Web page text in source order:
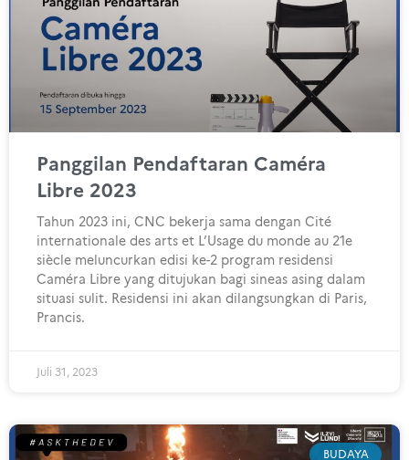
Panggilan Pendaftaran Caméra
Libre 2023
Tahun 2023 ini, CNC bekerja sama dengan Cité
internationale des arts et L’Usage du monde au 21e
siècle meluncurkan edisi ke-2 program residensi
Caméra Libre yang ditujukan bagi sineas asing dalam
situasi sulit. Residensi ini akan dilangsungkan di Paris,
Prancis.
Juli 31, 2023
BUDAYA